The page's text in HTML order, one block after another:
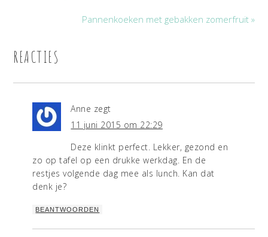
Pannenkoeken met gebakken zomerfruit »
REACTIES
Anne zegt
11 juni 2015 om 22:29
Deze klinkt perfect. Lekker, gezond en
zo op tafel op een drukke werkdag. En de
restjes volgende dag mee als lunch. Kan dat
denk je?
BEANTWOORDEN